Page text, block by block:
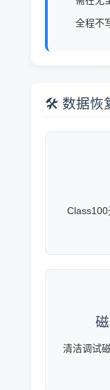
全程不
🛠️ 数据恢
清洁调试